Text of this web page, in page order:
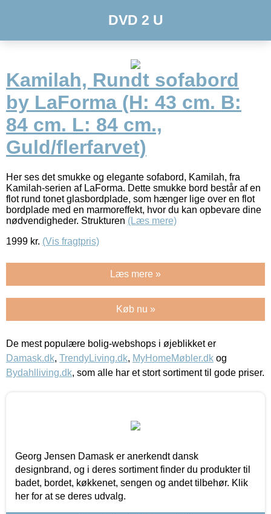
DVD 2 U
Kamilah, Rundt sofabord
by LaForma (H: 43 cm. B:
84 cm. L: 84 cm.,
Guld/flerfarvet)
Her ses det smukke og elegante sofabord, Kamilah, fra
Kamilah-serien af LaForma. Dette smukke bord består af en
flot rund tonet glasbordplade, som hænger lige over en flot
bordplade med en marmoreffekt, hvor du kan opbevare dine
nødvendigheder. Strukturen (Læs mere)
1999 kr. (Vis fragtpris)
Læs mere »
Køb nu »
De mest populære bolig-webshops i øjeblikket er
Damask.dk, TrendyLiving.dk, MyHomeMøbler.dk og
Bydahlliving.dk, som alle har et stort sortiment til gode priser.
Georg Jensen Damask er anerkendt dansk
designbrand, og i deres sortiment finder du produkter til
badet, bordet, køkkenet, sengen og andet tilbehør. Klik
her for at se deres udvalg.